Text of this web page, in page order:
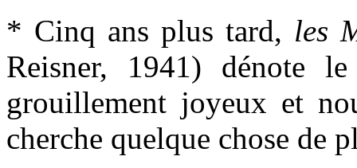
* Cinq ans plus tard, les
Reisner, 1941) dénote
grouillement joyeux et
cherche quelque chose de